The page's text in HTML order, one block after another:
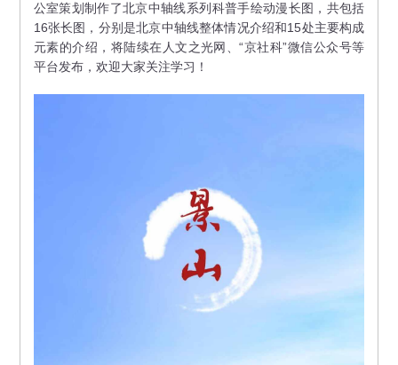
公室策划制作了北京中轴线系列科普手绘动漫长图，共包括
16张长图，分别是北京中轴线整体情况介绍和15处主要构成
元素的介绍，将陆续在人文之光网、“京社科”微信公众号等
平台发布，欢迎大家关注学习！